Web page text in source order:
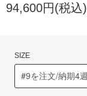
94,600円(税込)
SIZE